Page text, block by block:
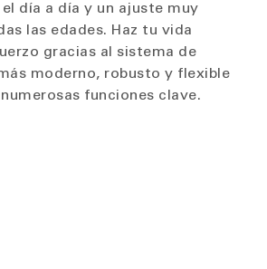
día a día y un ajuste muy
las edades. Haz tu vida
gracias al sistema de
moderno, robusto y flexible
funciones clave.